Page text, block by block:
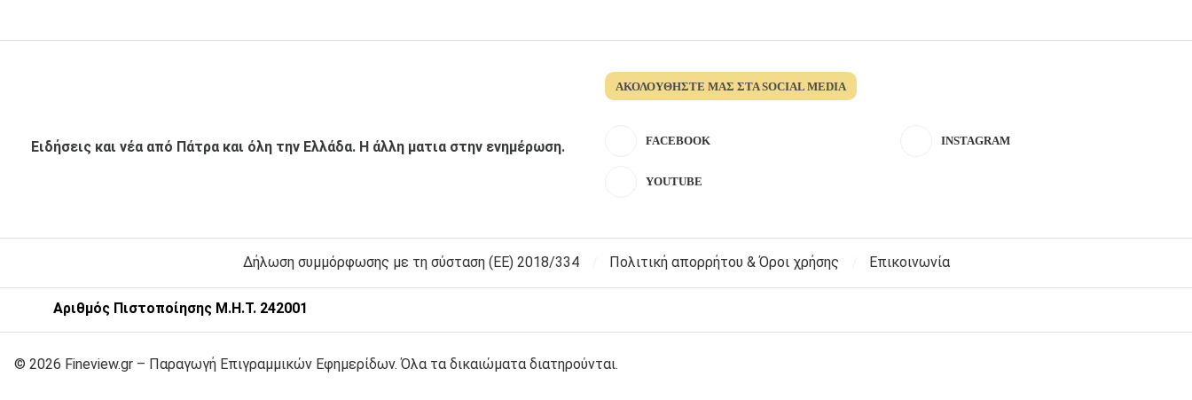
Ειδήσεις και νέα από Πάτρα και όλη την Ελλάδα. Η άλλη ματια στην ενημέρωση.
ΑΚΟΛΟΥΘΉΣΤΕ ΜΑΣ ΣΤΑ SOCIAL MEDIA
FACEBOOK INSTAGRAM
YOUTUBE
Δήλωση συμμόρφωσης με τη σύσταση (ΕΕ) 2018/334 Πολιτική απορρήτου & Όροι χρήσης Επικοινωνία
Αριθμός Πιστοποίησης Μ.Η.Τ. 242001
© 2026 Fineview.gr – Παραγωγή Επιγραμμικών Εφημερίδων. Όλα τα δικαιώματα διατηρούνται.